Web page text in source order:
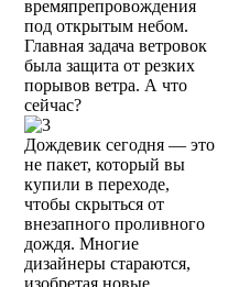
времяпрепровождения
под открытым небом.
Главная задача ветровок
была защита от резких
порывов ветра. А что
сейчас?
Дождевик сегодня — это
не пакет, который вы
купили в переходе,
чтобы скрыться от
внезапного проливного
дождя. Многие
дизайнеры стараются,
изобретая новые